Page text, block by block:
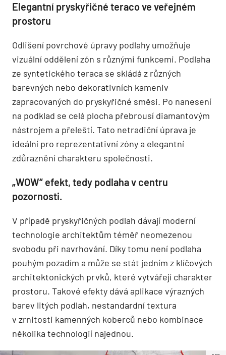
Elegantní pryskyřičné teraco ve veřejném
prostoru
Odlišení povrchové úpravy podlahy umožňuje
vizuální oddělení zón s různými funkcemi. Podlaha
ze syntetického teraca se skládá z různých
barevných nebo dekorativních kameniv
zapracovaných do pryskyřičné směsi. Po nanesení
na podklad se celá plocha přebrousí diamantovým
nástrojem a přeleští. Tato netradiční úprava je
ideální pro reprezentativní zóny a elegantní
zdůraznění charakteru společnosti.
„WOW“ efekt, tedy podlaha v centru
pozornosti.
V případě pryskyřičných podlah dávají moderní
technologie architektům téměř neomezenou
svobodu při navrhování. Díky tomu není podlaha
pouhým pozadím a může se stát jedním z klíčových
architektonických prvků, které vytvářejí charakter
prostoru. Takové efekty dává aplikace výrazných
barev litých podlah, nestandardní textura
v zrnitosti kamenných koberců nebo kombinace
několika technologií najednou.